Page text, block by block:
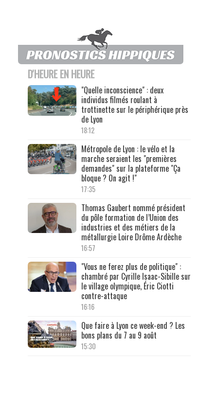
D'HEURE EN HEURE
"Quelle inconscience" : deux
individus filmés roulant à
trottinette sur le périphérique près
de Lyon
18:12
Métropole de Lyon : le vélo et la
marche seraient les "premières
demandes" sur la plateforme "Ça
bloque ? On agit !"
17:35
Thomas Gaubert nommé président
du pôle formation de l’Union des
industries et des métiers de la
métallurgie Loire Drôme Ardèche
16:57
"Vous ne ferez plus de politique" :
chambré par Cyrille Isaac-Sibille sur
le village olympique, Éric Ciotti
contre-attaque
16:16
Que faire à Lyon ce week-end ? Les
bons plans du 7 au 9 août
15:30